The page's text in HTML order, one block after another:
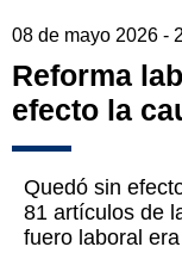
08 de mayo 2026 -
Reforma
efecto la
Quedó sin
81 artículos de
fuero laboral